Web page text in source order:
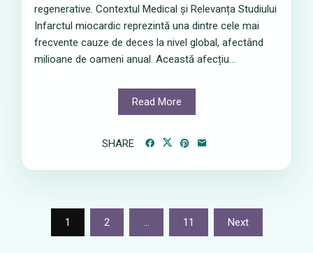
regenerative. Contextul Medical și Relevanța Studiului
Infarctul miocardic reprezintă una dintre cele mai
frecvente cauze de deces la nivel global, afectând
milioane de oameni anual. Această afecțiu...
Read More
SHARE
Posts
pagination
1 2 … 11 Next